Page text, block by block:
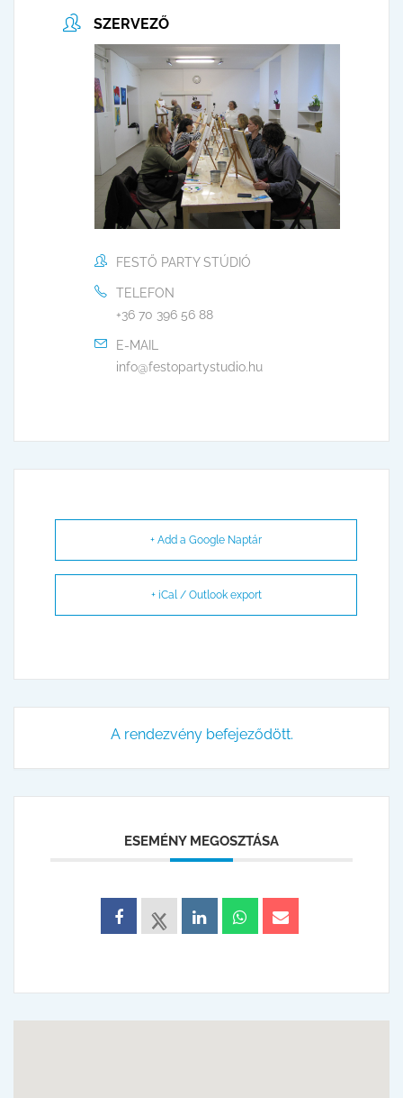
SZERVEZŐ
FESTŐ PARTY STÚDIÓ
TELEFON
+36 70 396 56 88
E-MAIL
info@festopartystudio.hu
+ Add a Google Naptár
+ iCal / Outlook export
A rendezvény befejeződött.
ESEMÉNY MEGOSZTÁSA